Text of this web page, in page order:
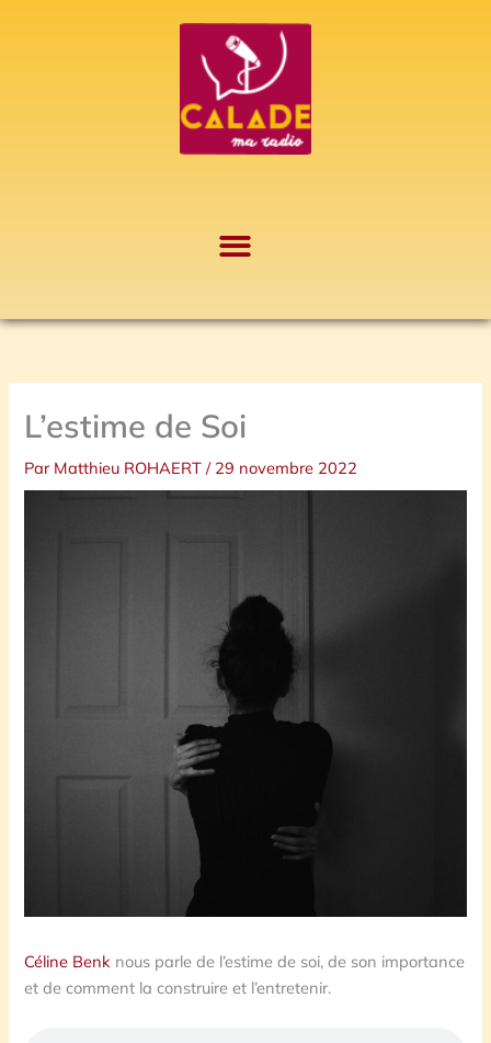
L’estime de Soi
Par Matthieu ROHAERT/ 29 novembre 2022
Céline Benk nous parle de l’estime de soi, de son importance
et de comment la construire et l’entretenir.